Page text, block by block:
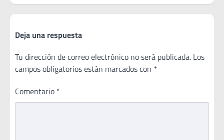
Deja una respuesta
Tu dirección de correo electrónico no será publicada. Los
campos obligatorios están marcados con *
Comentario *